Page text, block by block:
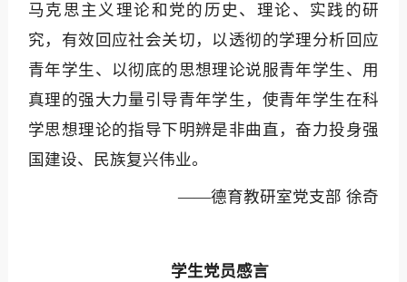
马克思主义理论和党的历史、理论、实践的研
究，有效回应社会关切，以透彻的学理分析回应
青年学生、以彻底的思想理论说服青年学生、用
真理的强大力量引导青年学生，使青年学生在科
学思想理论的指导下明辨是非曲直，奋力投身强
国建设、民族复兴伟业。‌
——德育教研室党支部 徐奇
学生党员感言